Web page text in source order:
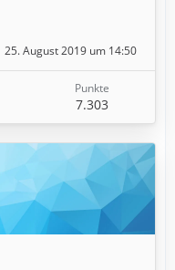
25. August 2019 um 14:50
Punkte
7.303